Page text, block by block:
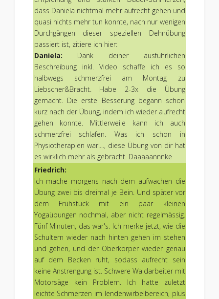
dass Daniela nichtmal mehr aufrecht gehen und
quasi nichts mehr tun konnte, nach nur wenigen
Durchgängen dieser speziellen Dehnübung
passiert ist, zitiere ich hier:
Daniela: Dank deiner ausführlichen
Beschreibung inkl. Video schaffe ich es so
halbwegs schmerzfrei am Montag zu
Liebscher&Bracht. Habe 2-3x die Übung
gemacht. Die erste Besserung begann schon
kurz nach der Übung, indem ich wieder aufrecht
gehen konnte. Mittlerweile kann ich auch
schmerzfrei schlafen. Was ich schon in
Physiotherapien war...., diese Übung von dir hat
es wirklich mehr als gebracht. Daaaaannnke
Friedrich:
Ich mache morgens nach dem aufwachen die
Übung zwei bis dreimal je Bein. Und später vor
dem Frühstück mit ein paar kleinen
Yogaübungen nochmal, aber nicht regelmässig.
Fünf Minuten, das war's. Ich merke jetzt, wie die
Schultern wieder nach hinten gehen im stehen
und gehen, und der Oberkörper wieder genau
auf dem Becken ruht, sodass aufrecht sein
keine Anstrengung ist. Schwere Waldarbeiter mit
Motorsäge kein Problem. Ich hatte zuletzt
leichte Schmerzen im lendenwirbelbereich, plus